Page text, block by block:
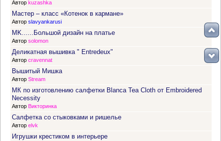
Автор kuzashka
Мастер – класс «Котенок в кармане»
Автор slavyankarusi
MK......Большой дизайн на платье
Автор solomon
Деликатная вышивка " Entredeux"
Автор cravennat
Вышитый Мишка
Автор Stream
МК по изготовлению салфетки Blanca Tea Cloth от Embroidered
Necessity
Автор Викторинка
Салфетка со стыковками и ришелье
Автор elvk
Игрушки крестиком в интерьере